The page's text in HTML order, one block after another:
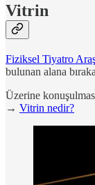
Vitrin
Fiziksel Tiyatro
bulunan alana
Üzerine
→ Vitrin nedir?